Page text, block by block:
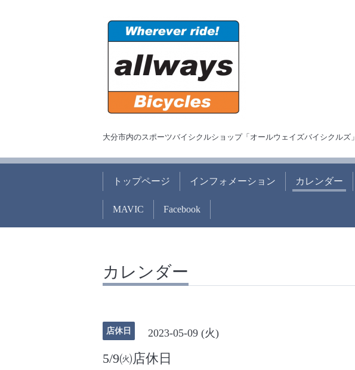
大分市内のスポーツバイシクルショップ「オールウェイズバイシクルズ」
トップページ インフォメーション カレンダー
MAVIC Facebook
カレンダー
店休日 2023-05-09 (火)
5/9㈫店休日